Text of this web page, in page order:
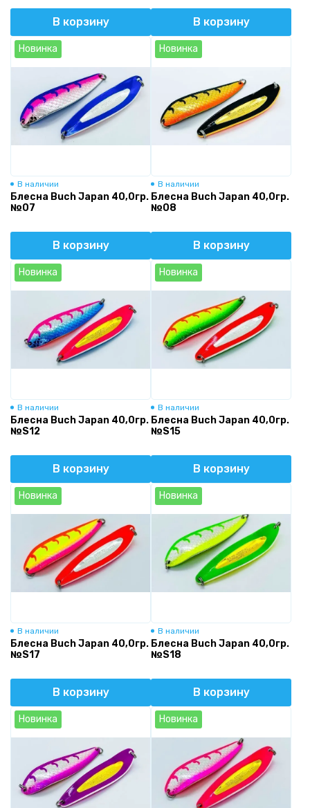
В корзину В корзину
Новинка
В наличии
Блесна Buch Japan 40,0гр.
№07
В корзину
Новинка
В наличии
Блесна Buch Japan 40,0гр.
№08
В корзину
Новинка
В наличии
Блесна Buch Japan 40,0гр.
№S12
В корзину
Новинка
В наличии
Блесна Buch Japan 40,0гр.
№S15
В корзину
Новинка
В наличии
Блесна Buch Japan 40,0гр.
№S17
В корзину
Новинка
В наличии
Блесна Buch Japan 40,0гр.
№S18
В корзину
Новинка Новинка